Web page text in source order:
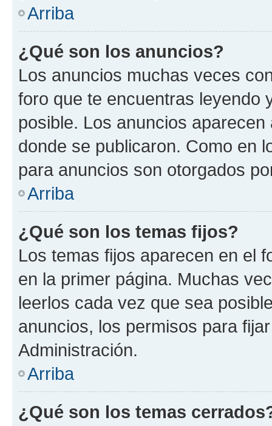
Arriba
¿Qué son los anuncios?
Los anuncios muchas veces
foro que te encuentras leyendo
posible. Los anuncios
donde se publicaron. Como en
para anuncios son otorgados
Arriba
¿Qué son los temas fijos?
Los temas fijos aparecen en el
en la primer página. Muchas
leerlos cada vez que sea
anuncios, los permisos para
Administración.
Arriba
¿Qué son los temas